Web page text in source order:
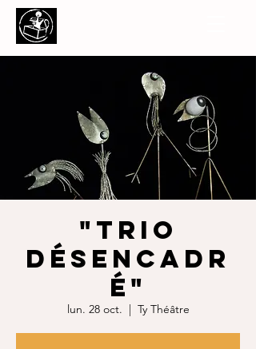
"Trio
Désencadr
é"
lun. 28 oct.
  |
Ty Théâtre